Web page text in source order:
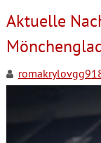
Aktuelle